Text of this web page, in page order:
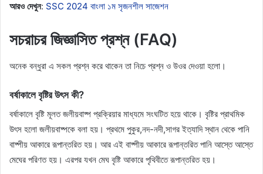
আরও দেখুন: SSC 2024 বাংলা ১ম সৃজনশীল সাজেশন
সচরাচর জিজ্ঞাসিত প্রশ্ন (FAQ)
অনেক বন্ধুরা এ সকল প্রশ্ন করে থাকেন তা নিচে প্রশ্ন ও উওর দেওয়া হলো।
বর্ষাকালে বৃষ্টির উৎস কী?
বর্ষাকালে বৃষ্টি মূলত জলীয়বাষ্প প্রক্রিয়ার মাধ্যমে সংঘটিত হয়ে থাকে। বৃষ্টির প্রাথমিক
উৎস হলো জলীয়বাষ্পকে বলা হয়। প্রথমে পুকুর,নদ-নদী,সাগর ইত্যাদি স্থান থেকে পানি
বাষ্পীয় আকারে রূপান্তরিত হয়। আর এই বাষ্পীয় আকারে রূপান্তরিত পানি আস্তে আস্তে
মেঘের পরিণত হয়। এরপর যখন মেঘ বৃষ্টি আকারে পৃথিবীতে রূপান্তরিত হয়।